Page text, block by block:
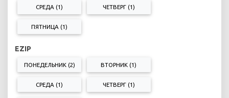
СРЕДА (1) ЧЕТВЕРГ (1)
ПЯТНИЦА (1)
EZIP
ПОНЕДЕЛЬНИК (2) ВТОРНИК (1)
СРЕДА (1) ЧЕТВЕРГ (1)